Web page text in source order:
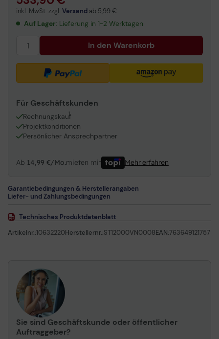
inkl. MwSt. zzgl. Versand ab 5,99 €
Auf Lager: Lieferung in 1-2 Werktagen
In den Warenkorb
Für Geschäftskunden
Rechnungskauf
1
Projektkonditionen
Persönlicher Ansprechpartner
Ab 14,99 €/Mo.mieten mit Mehr erfahren
Garantiebedingungen & Herstellerangaben
Liefer- und Zahlungsbedingungen
Technisches Produktdatenblatt
Artikelnr.:10632220Herstellernr.:ST12000VN0008EAN:763649121757
Sie sind Geschäftskunde oder öffentlicher
Auftraggeber?